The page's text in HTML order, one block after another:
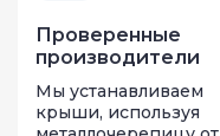
Проверенные
производители
Мы устанавливаем
крыши, используя